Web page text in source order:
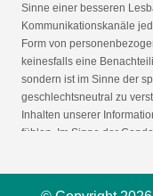
Sinne einer besseren
Kommunikationskanäle
Form von
keinesfalls eine
sondern ist im Sinne der
geschlechtsneutral zu
Inhalten unserer
fühlen. Im Sinne der